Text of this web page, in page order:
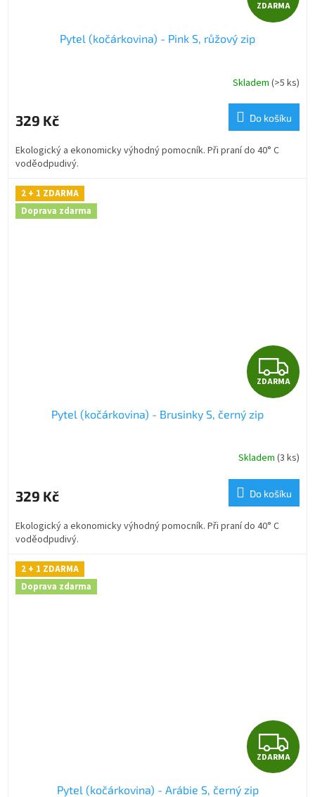
D
R
M
A
ZDARMA
Pytel (kočárkovina) - Pink S, růžový zip
Skladem (>5 ks)
329 Kč Do košíku
Ekologický a ekonomicky výhodný pomocník. Při praní do 40° C
voděodpudivý.
2 + 1 ZDARMA
Doprava zdarma
Z
D
R
M
A
ZDARMA
Pytel (kočárkovina) - Brusinky S, černý zip
Skladem (3 ks)
329 Kč Do košíku
Ekologický a ekonomicky výhodný pomocník. Při praní do 40° C
voděodpudivý.
2 + 1 ZDARMA
Doprava zdarma
Z
D
ZDARMA
Pytel (kočárkovina) - Arábie S, černý zip